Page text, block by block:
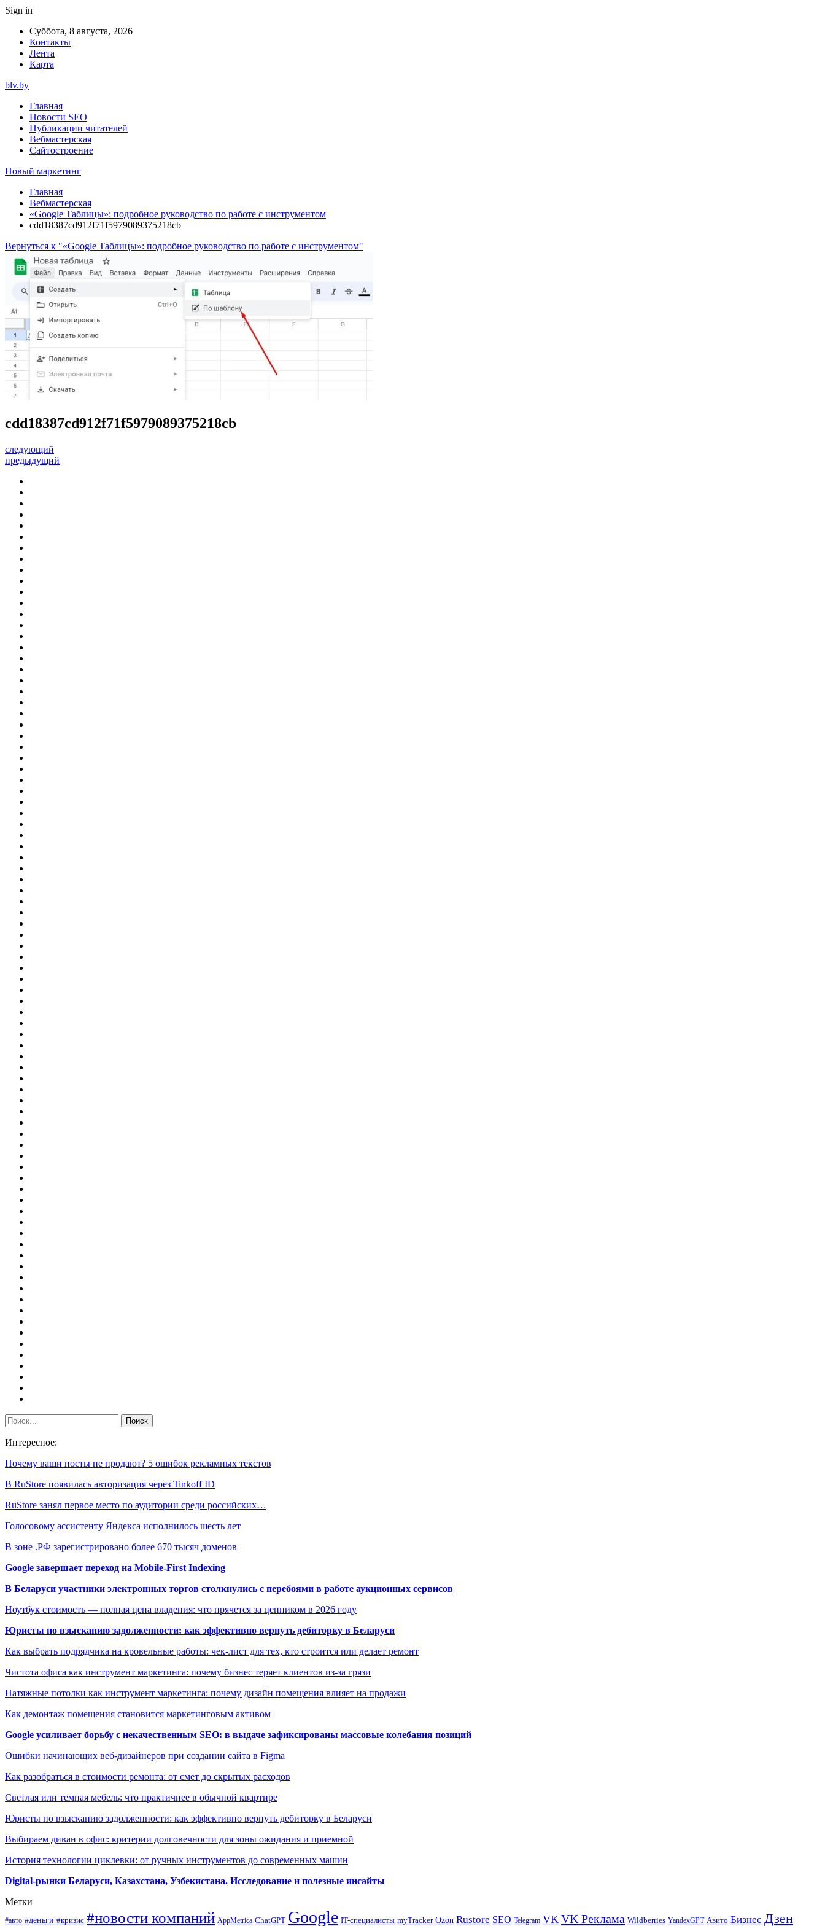
Sign in
Суббота, 8 августа, 2026
Контакты
Лента
Карта
blv.by
Главная
Новости SEO
Публикации читателей
Вебмастерская
Сайтостроение
Новый маркетинг
Главная
Вебмастерская
«Google Таблицы»: подробное руководство по работе с инструментом
cdd18387cd912f71f5979089375218cb
Вернуться к "«Google Таблицы»: подробное руководство по работе с инструментом"
cdd18387cd912f71f5979089375218cb
следующий
предыдущий
Интересное:
Почему ваши посты не продают? 5 ошибок рекламных текстов
В RuStore появилась авторизация через Tinkoff ID
RuStore занял первое место по аудитории среди российских…
Голосовому ассистенту Яндекса исполнилось шесть лет
В зоне .РФ зарегистрировано более 670 тысяч доменов
Google завершает переход на Mobile-First Indexing
В Беларуси участники электронных торгов столкнулись с перебоями в работе аукционных сервисов
Ноутбук стоимость — полная цена владения: что прячется за ценником в 2026 году
Юристы по взысканию задолженности: как эффективно вернуть дебиторку в Беларуси
Как выбрать подрядчика на кровельные работы: чек-лист для тех, кто строится или делает ремонт
Чистота офиса как инструмент маркетинга: почему бизнес теряет клиентов из-за грязи
Натяжные потолки как инструмент маркетинга: почему дизайн помещения влияет на продажи
Как демонтаж помещения становится маркетинговым активом
Google усиливает борьбу с некачественным SEO: в выдаче зафиксированы массовые колебания позиций
Ошибки начинающих веб-дизайнеров при создании сайта в Figma
Как разобраться в стоимости ремонта: от смет до скрытых расходов
Светлая или темная мебель: что практичнее в обычной квартире
Юристы по взысканию задолженности: как эффективно вернуть дебиторку в Беларуси
Выбираем диван в офис: критерии долговечности для зоны ожидания и приемной
История технологии циклевки: от ручных инструментов до современных машин
Digital-рынки Беларуси, Казахстана, Узбекистана. Исследование и полезные инсайты
Метки
#авто #деньги #кризис #новости компаний AppMetrica ChatGPT Google IT-специалисты myTracker Ozon Rustore SEO Telegram VK VK Реклама Wildberries YandexGPT Авито Бизнес Дзен